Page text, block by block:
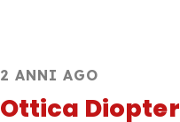
2 ANNI AGO
Ottica Diopter